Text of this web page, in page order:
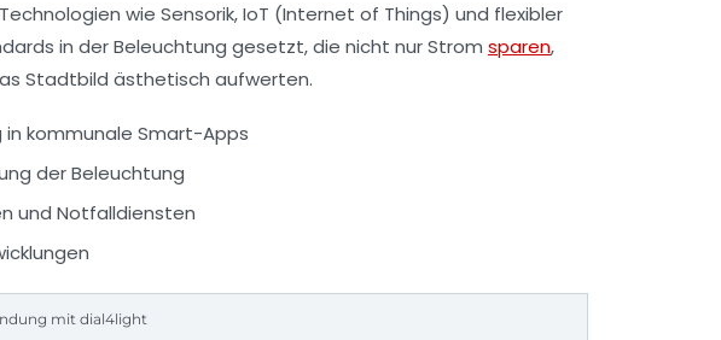
wie Sensorik, IoT (Internet of Things) und flexibler
in der Beleuchtung gesetzt, die nicht nur Strom sparen,
Stadtbild ästhetisch aufwerten.
kommunale Smart-Apps
der Beleuchtung
und Notfalldiensten
mit dial4light